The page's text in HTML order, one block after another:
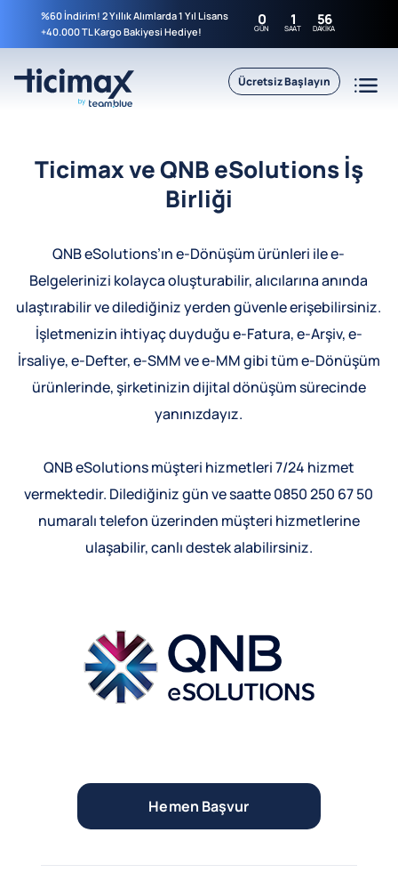
%60 İndirim! 2 Yıllık Alımlarda 1 Yıl Lisans
+40.000 TL Kargo Bakiyesi Hediye!
0
GÜN 1
SAAT 56
DAKIKA
Ücretsiz Başlayın
Ticimax ve QNB eSolutions İş
Birliği
QNB eSolutions’ın e-Dönüşüm ürünleri ile e-
Belgelerinizi kolayca oluşturabilir, alıcılarına anında
ulaştırabilir ve dilediğiniz yerden güvenle erişebilirsiniz.
İşletmenizin ihtiyaç duyduğu e-Fatura, e-Arşiv, e-
İrsaliye, e-Defter, e-SMM ve e-MM gibi tüm e-Dönüşüm
ürünlerinde, şirketinizin dijital dönüşüm sürecinde
yanınızdayız.
QNB eSolutions müşteri hizmetleri 7/24 hizmet
vermektedir. Dilediğiniz gün ve saatte 0850 250 67 50
numaralı telefon üzerinden müşteri hizmetlerine
ulaşabilir, canlı destek alabilirsiniz.
Hemen Başvur